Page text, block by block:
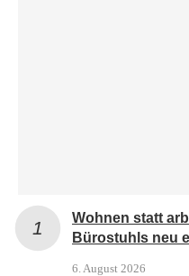
Wohnen statt
Bürostuhls neu
6. August 2026